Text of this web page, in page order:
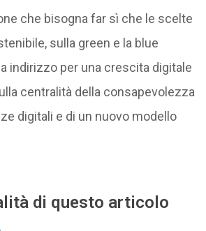
che bisogna far sì che le scelte
sulla green e la blue
indirizzo per una crescita digitale
centralità della consapevolezza
digitali e di un nuovo modello
di questo articolo